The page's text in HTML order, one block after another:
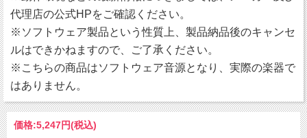
代理店の公式HPをご確認ください。
※ソフトウェア製品という性質上、製品納品後のキャンセ
ルはできかねますので、ご了承ください。
※こちらの商品はソフトウェア音源となり、実際の楽器で
はありません。
価格:5,247円(税込)